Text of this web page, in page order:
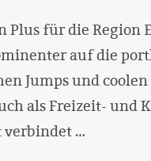
Plus für die Region
auf die
Jumps und
als Freizeit-
verbindet …